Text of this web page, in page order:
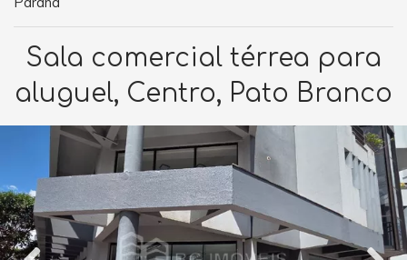
Sala comercial térrea para
aluguel, Centro, Pato Branco